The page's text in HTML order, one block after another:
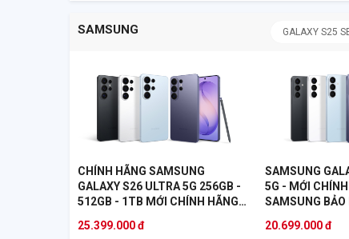
SAMSUNG GALAXY S25
CHÍNH HÃNG SAMSUNG
GALAXY S26 ULTRA 5G 256GB -
512GB - 1TB MỚI CHÍNH HÃNG
VN
25.399.000 đ
SAMSUNG
5G - MỚI
SAMSUNG
20.699.000 đ